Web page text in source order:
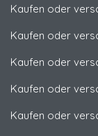
Kaufen oder
Kaufen oder
Kaufen oder
Kaufen oder
Kaufen oder